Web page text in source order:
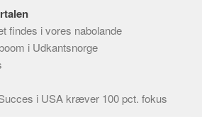
findes i vores nabolande
i Udkantsnorge
i USA kræver 100 pct. fokus